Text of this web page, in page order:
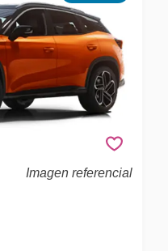
Imagen referencial
Com Station Wagon